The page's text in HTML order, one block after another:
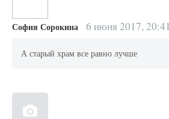
София Сорокина 6 июня 2017, 20:41
А старый храм все равно лучше